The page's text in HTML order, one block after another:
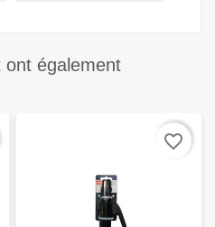
ont également
favorite_border